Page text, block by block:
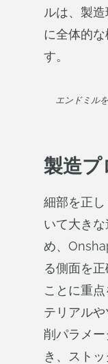
ルは、製
に全体的
す。
エンドミル
製造プ
細部を正
いて大き
め、
る側面を
ことに重
テリアル
削パラメ
き、スト